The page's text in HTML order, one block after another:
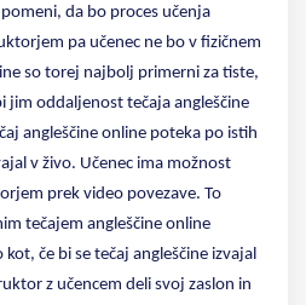
da bo proces učenja
pa učenec ne bo v fizičnem
so torej najbolj primerni za tiste,
jim oddaljenost tečaja angleščine
angleščine online poteka po istih
v živo. Učenec ima možnost
prek video povezave. To
tečajem angleščine online
če bi se tečaj angleščine izvajal
z učencem deli svoj zaslon in